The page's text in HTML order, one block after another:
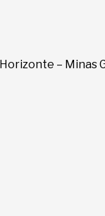
– Minas